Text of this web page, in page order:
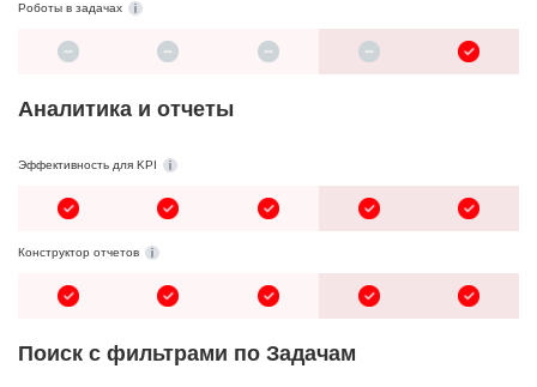
Роботы в задачах
Аналитика и отчеты
Эффективность для KPI
Конструктор отчетов
Поиск с фильтрами по Задачам